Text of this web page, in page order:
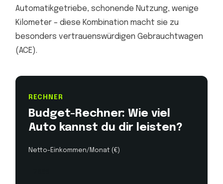
Automatikgetriebe, schonende Nutzung, wenige
Kilometer – diese Kombination macht sie zu
besonders vertrauenswürdigen Gebrauchtwagen
(ACE).
RECHNER
Budget-Rechner: Wie viel
Auto kannst du dir leisten?
Netto-Einkommen/Monat (€)